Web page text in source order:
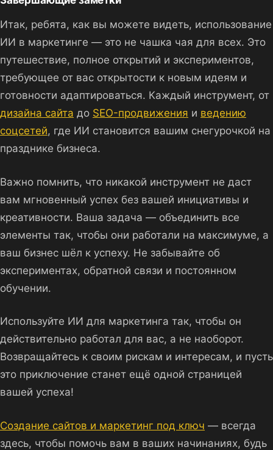
Итак, ребята, как вы можете видеть, использование
ИИ в маркетинге — это не чашка чая для всех. Это
путешествие, полное открытий и экспериментов,
требующее от вас открытости к новым идеям и
готовности адаптироваться. Каждый инструмент, от
дизайна сайта до SEO-продвижения и ведению
соцсетей, где ИИ становится вашим снегурочкой на
празднике бизнеса.
Важно помнить, что никакой инструмент не даст
вам мгновенный успех без вашей инициативы и
креативности. Ваша задача — объединить все
элементы так, чтобы они работали на максимуме, а
ваш бизнес шёл к успеху. Не забывайте об
экспериментах, обратной связи и постоянном
обучении.
Используйте ИИ для маркетинга так, чтобы он
действительно работал для вас, а не наоборот.
Возвращайтесь к своим рискам и интересам, и пусть
это приключение станет ещё одной страницей
вашей успеха!
Создание сайтов и маркетинг под ключ — всегда
здесь, чтобы помочь вам в ваших начинаниях, будь